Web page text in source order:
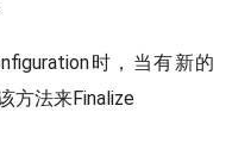
时，当有新的
方法来Finalize